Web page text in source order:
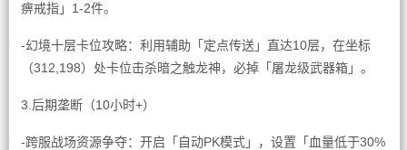
痹戒指」1-2件。
-幻境十层卡位攻略：利用辅助「定点传送」直达10层，在坐标
（312,198）处卡位击杀暗之触龙神，必掉「屠龙级武器箱」。
3.后期垄断（10小时+）
-跨服战场资源争夺：开启「自动PK模式」，设置「血量低于30%